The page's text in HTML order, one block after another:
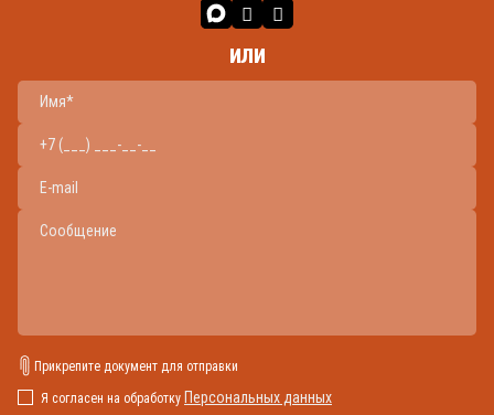
или
Прикрепите документ для отправки
Я согласен на обработку Персональных данных